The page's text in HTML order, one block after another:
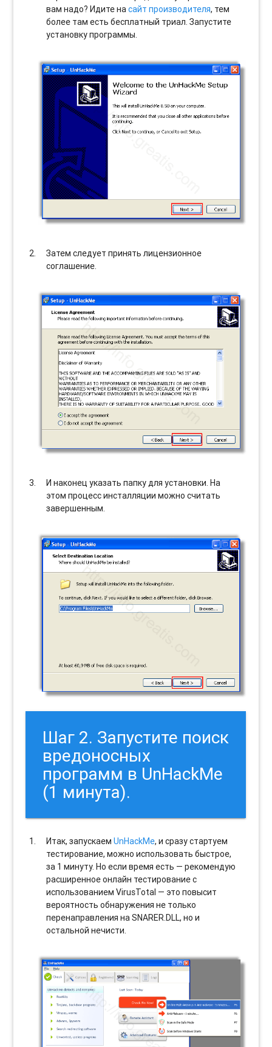
вам надо? Идите насайт производителя, тем
более там есть бесплатный триал. Запустите
установку программы.
Затем следует принять лицензионное
соглашение.
И наконец указать папку для установки. На
этом процесс инсталляции можно считать
завершенным.
Шаг 2. Запустите поиск
вредоносных
программ в UnHackMe
(1 минута).
Итак, запускаемUnHackMe, и сразу стартуем
тестирование, можно использовать быстрое,
за 1 минуту. Но если время есть — рекомендую
расширенное онлайн тестирование с
использованием VirusTotal — это повысит
вероятность обнаружения не только
перенаправления на SNARER.DLL, но и
остальной нечисти.